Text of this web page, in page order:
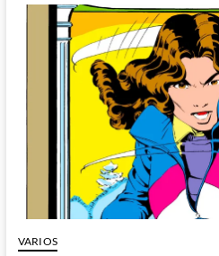
mundo
contada
por
un
idiota
(II):
Todo
pasta
VARIOS